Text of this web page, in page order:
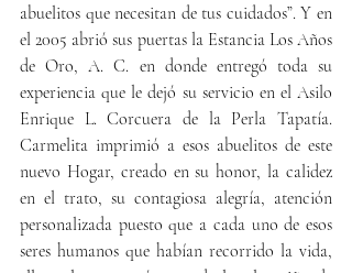
abuelitos que necesitan de tus cuidados”. Y en
el 2005 abrió sus puertas la Estancia Los Años
de Oro, A. C. en donde entregó toda su
experiencia que le dejó su servicio en el Asilo
Enrique L. Corcuera de la Perla Tapatía.
Carmelita imprimió a esos abuelitos de este
nuevo Hogar, creado en su honor, la calidez
en el trato, su contagiosa alegría, atención
personalizada puesto que a cada uno de esos
seres humanos que habían recorrido la vida,